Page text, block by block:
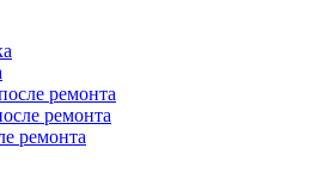
ремонта
ремонта
ремонта